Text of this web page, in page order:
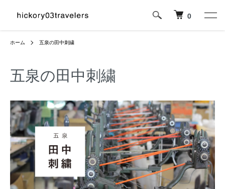
0
ホーム 五泉の田中刺繍
五泉の田中刺繍